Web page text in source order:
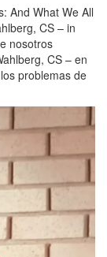
And What We All
CS – in
nosotros
CS – en
problemas de